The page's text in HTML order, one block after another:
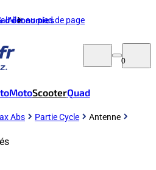
Aller au pied de page
d'économies
0
MotoScooterQuad
Abs Partie Cycle Antenne